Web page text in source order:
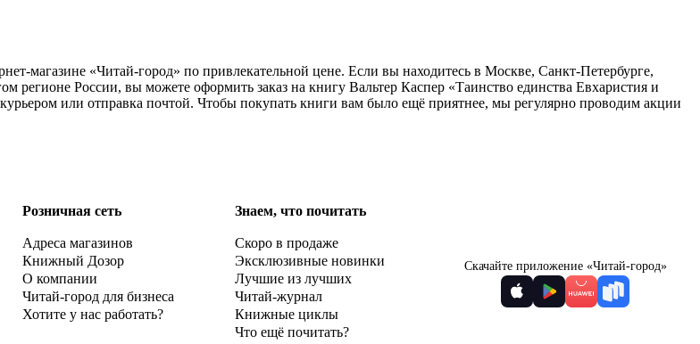
магазине «Читай-город» по привлекательной цене. Если вы находитесь в Москве, Санкт-Петербурге,
России, вы можете оформить заказ на книгу Вальтер Каспер «Таинство единства Евхаристия и
или отправка почтой. Чтобы покупать книги вам было ещё приятнее, мы регулярно проводим акции
Розничная сеть
Адреса магазинов
Книжный Дозор
О компании
Читай-город для бизнеса
Хотите у нас работать?
Знаем, что почитать
Скоро в продаже
Эксклюзивные новинки
Лучшие из лучших
Читай-журнал
Книжные циклы
Что ещё почитать?
Скачайте приложение «Читай-город»